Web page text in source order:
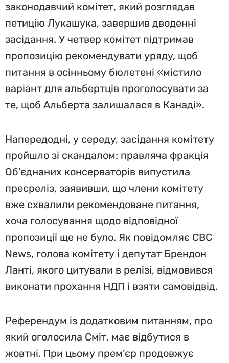
законодавчий комітет, який розглядав
петицію Лукашука, завершив дводенні
засідання. У четвер комітет підтримав
пропозицію рекомендувати уряду, щоб
питання в осінньому бюлетені «містило
варіант для альбертців проголосувати за
те, щоб Альберта залишалася в Канаді».
Напередодні, у середу, засідання комітету
пройшло зі скандалом: правляча фракція
Об’єднаних консерваторів випустила
пресреліз, заявивши, що члени комітету
вже схвалили рекомендоване питання,
хоча голосування щодо відповідної
пропозиції ще не було. Як повідомляє CBC
News, голова комітету і депутат Брендон
Ланті, якого цитували в релізі, відмовився
виконати прохання НДП і взяти самовідвід.
Референдум із додатковим питанням, про
який оголосила Сміт, має відбутися в
жовтні. При цьому прем’єр продовжує